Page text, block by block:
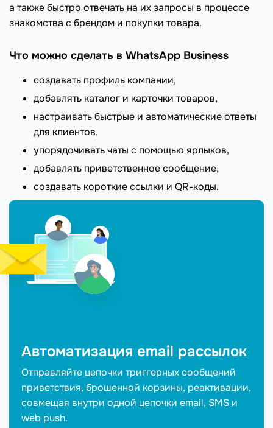
а также быстро отвечать на их запросы в процессе
знакомства с брендом и покупки товара.
Что можно сделать в WhatsApp Business
создавать профиль компании,
добавлять каталог и карточки товаров,
настраивать быстрые и автоматические ответы
для клиентов,
упорядочивать чаты с помощью ярлыков,
добавлять приветственное сообщение,
создавать короткие ссылки и QR-коды.
Автоматизация email рассылок
Отправляйте цепочки триггерных сообщений
приветствия, брошенной корзины, реактивации,
совмещая внутри одной цепочки email, SMS и
web push.